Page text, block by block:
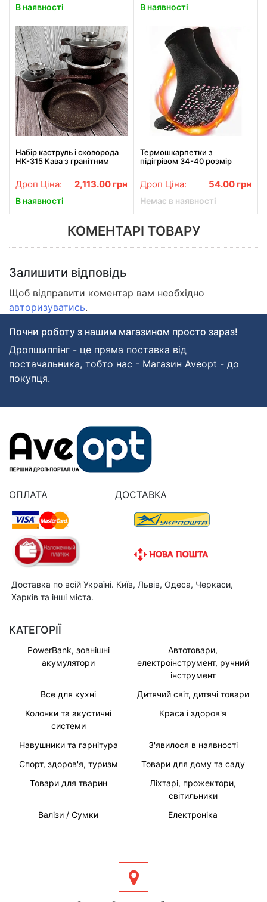
В наявності В наявності
Набір каструль і сковорода
HK-315 Кава з гранітним
Higher Kitchen 7 предметів
Дроп Ціна: 2,113.00 грн
В наявності
Термошкарпетки з
підігрівом 34-40 розмір
турмалінові шкарпетки
Дроп Ціна: 54.00 грн
Немає в наявності
КОМЕНТАРІ ТОВАРУ
Залишити відповідь
Щоб відправити коментар вам необхідно
авторизуватись.
Почни роботу з нашим магазином просто зараз!
Дропшиппінг - це пряма поставка від
постачальника, тобто нас - Магазин Aveopt - до
покупця.
ОПЛАТА ДОСТАВКА
Доставка по всій Україні. Київ, Львів, Одеса, Черкаси,
Харків та інші міста.
КАТЕГОРІЇ
PowerBank, зовнішні
акумулятори
Автотовари,
електроінструмент, ручний
інструмент
Все для кухні
Дитячий світ, дитячі товари
Колонки та акустичні
системи
Краса і здоров'я
Навушники та гарнітура
З'явилося в наявності
Спорт, здоров'я, туризм
Товари для дому та саду
Товари для тварин
Ліхтарі, прожектори,
світильники
Валізи / Сумки
Електроніка